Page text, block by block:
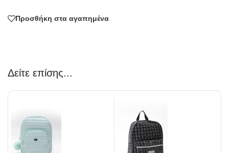
Προσθήκη στα αγαπημένα
Δείτε επίσης...